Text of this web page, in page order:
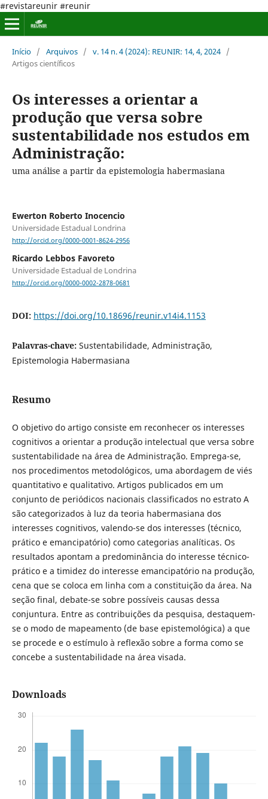
#revistareunir #reunir
Início / Arquivos / v. 14 n. 4 (2024): REUNIR: 14, 4, 2024 /
Artigos científicos
Os interesses a orientar a
produção que versa sobre
sustentabilidade nos estudos em
Administração:
uma análise a partir da epistemologia habermasiana
Ewerton Roberto Inocencio
Universidade Estadual Londrina
http://orcid.org/0000-0001-8624-2956
Ricardo Lebbos Favoreto
Universidade Estadual de Londrina
http://orcid.org/0000-0002-2878-0681
DOI: https://doi.org/10.18696/reunir.v14i4.1153
Palavras-chave: Sustentabilidade, Administração,
Epistemologia Habermasiana
Resumo
O objetivo do artigo consiste em reconhecer os interesses
cognitivos a orientar a produção intelectual que versa sobre
sustentabilidade na área de Administração. Emprega-se,
nos procedimentos metodológicos, uma abordagem de viés
quantitativo e qualitativo. Artigos publicados em um
conjunto de periódicos nacionais classificados no estrato A
são categorizados à luz da teoria habermasiana dos
interesses cognitivos, valendo-se dos interesses (técnico,
prático e emancipatório) como categorias analíticas. Os
resultados apontam a predominância do interesse técnico-
prático e a timidez do interesse emancipatório na produção,
cena que se coloca em linha com a constituição da área. Na
seção final, debate-se sobre possíveis causas dessa
conjuntura. Entre as contribuições da pesquisa, destaquem-
se o modo de mapeamento (de base epistemológica) a que
se procede e o estímulo à reflexão sobre a forma como se
concebe a sustentabilidade na área visada.
Downloads